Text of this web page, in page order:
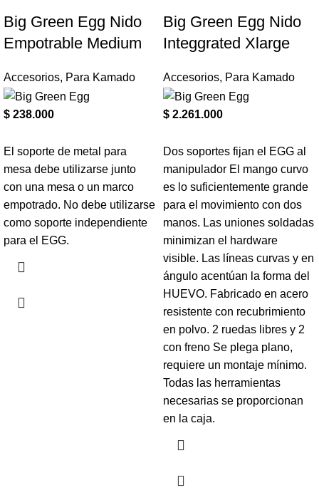
Big Green Egg Nido
Empotrable Medium
Accesorios, Para Kamado
$ 238.000
El soporte de metal para
mesa debe utilizarse junto
con una mesa o un marco
empotrado. No debe utilizarse
como soporte independiente
para el EGG.
Big Green Egg Nido
Integgrated Xlarge
Accesorios, Para Kamado
$ 2.261.000
Dos soportes fijan el EGG al
manipulador El mango curvo
es lo suficientemente grande
para el movimiento con dos
manos. Las uniones soldadas
minimizan el hardware
visible. Las líneas curvas y en
ángulo acentúan la forma del
HUEVO. Fabricado en acero
resistente con recubrimiento
en polvo. 2 ruedas libres y 2
con freno Se plega plano,
requiere un montaje mínimo.
Todas las herramientas
necesarias se proporcionan
en la caja.